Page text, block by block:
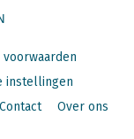
instellingen
Over ons